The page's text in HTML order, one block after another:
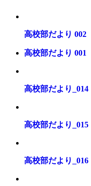
高校部だより 002
高校部だより 001
高校部だより_014
高校部だより_015
高校部だより_016